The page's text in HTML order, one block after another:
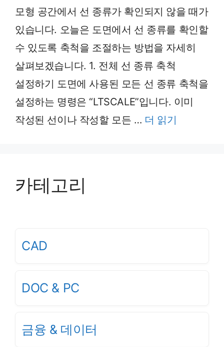
모형 공간에서 선 종류가 확인되지 않을 때가
있습니다. 오늘은 도면에서 선 종류를 확인할
수 있도록 축척을 조절하는 방법을 자세히
살펴보겠습니다. 1. 전체 선 종류 축척
설정하기 도면에 사용된 모든 선 종류 축척을
설정하는 명령은 “LTSCALE”입니다. 이미
작성된 선이나 작성할 모든 … 더 읽기
카테고리
CAD
DOC & PC
금융 & 데이터